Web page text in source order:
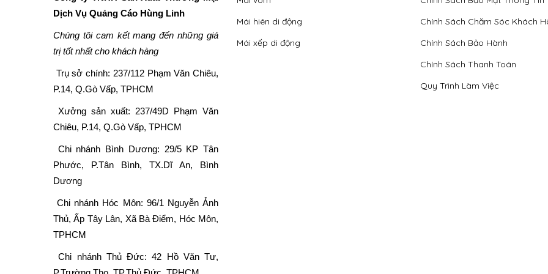
Dịch Vụ Quảng Cáo Hùng Linh
Chúng tôi cam kết mang đến những giá
trị tốt nhất cho khách hàng
Trụ sở chính: 237/112 Phạm Văn Chiêu,
P.14, Q.Gò Vấp, TPHCM
Xưởng sản xuất: 237/49D Phạm Văn
Chiêu, P.14, Q.Gò Vấp, TPHCM
Chi nhánh Bình Dương: 29/5 KP Tân
Phước, P.Tân Bình, TX.Dĩ An, Bình
Dương
Chi nhánh Hóc Môn: 96/1 Nguyễn Ảnh
Thủ, Ấp Tây Lân, Xã Bà Điểm, Hóc Môn,
TPHCM
Chi nhánh Thủ Đức: 42 Hồ Văn Tư,
Mái hiên di động
Mái xếp di động
Chính Sách Chăm Sóc Khách
Chính Sách Bảo Hành
Chính Sách Thanh Toán
Quy Trình Làm Việc